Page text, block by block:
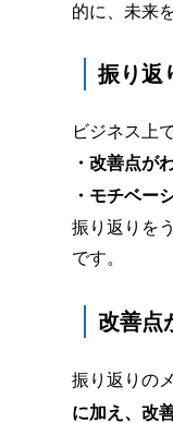
的に、未来
振り返
ビジネス上
・改善点が
・モチベー
振り返りを
です。
改善点
振り返りの
に加え、改